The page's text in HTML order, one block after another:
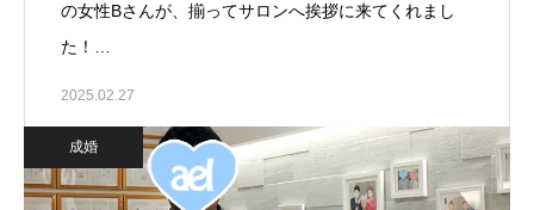
の女性Bさんが、揃ってサロンへ挨拶に来てくれまし
た！…
2025.02.27
成婚